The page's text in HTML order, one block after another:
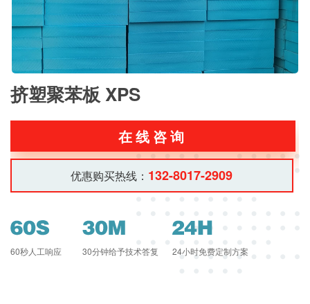
挤塑聚苯板 XPS
在线咨询
优惠购买热线： 132-8017-2909
60秒人工响应 30分钟给予技术答复 24小时免费定制方案